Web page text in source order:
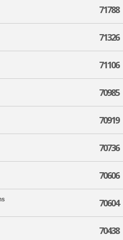
71788
71326
71106
70985
70919
70736
70606
70604
70438